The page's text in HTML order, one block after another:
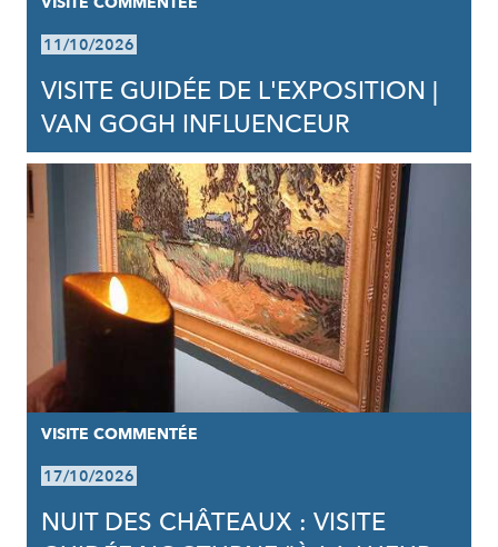
11/10/2026
VISITE GUIDÉE DE L'EXPOSITION |
VAN GOGH INFLUENCEUR
VISITE COMMENTÉE
17/10/2026
NUIT DES CHÂTEAUX : VISITE